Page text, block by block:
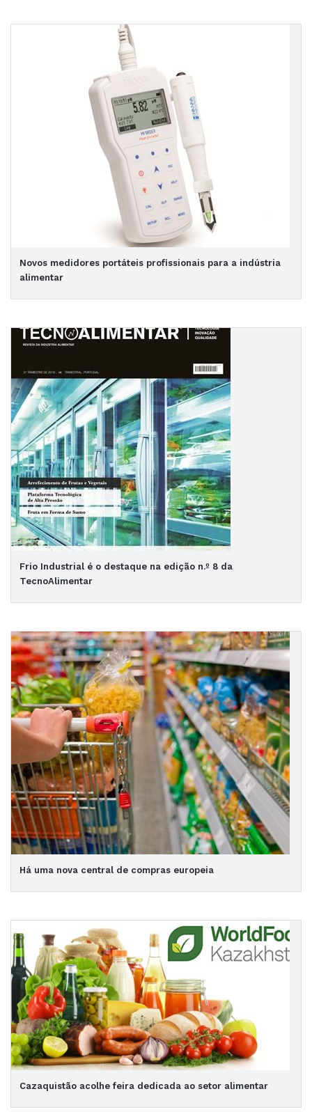
Novos medidores portáteis profissionais para a indústria
alimentar
Frio Industrial é o destaque na edição n.º 8 da
TecnoAlimentar
Há uma nova central de compras europeia
Cazaquistão acolhe feira dedicada ao setor alimentar